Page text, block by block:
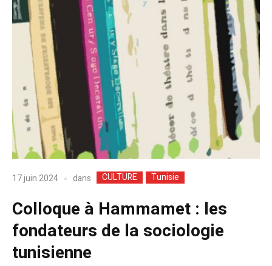
17 juin 2024 dans CULTURE Tunisie
Colloque à Hammamet : les
fondateurs de la sociologie
tunisienne